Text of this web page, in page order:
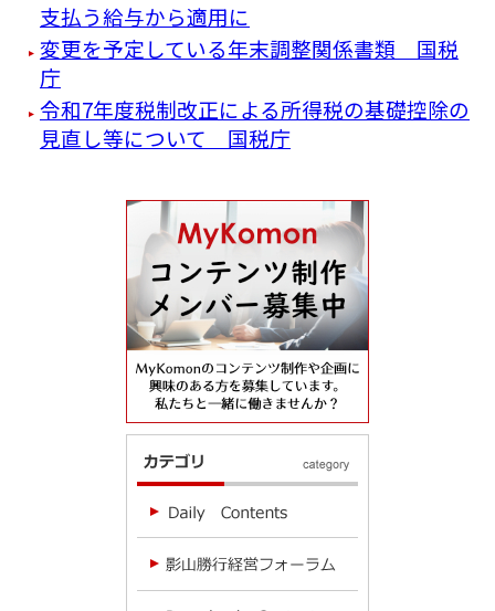
支払う給与から適用に
変更を予定している年末調整関係書類 国税
庁
令和7年度税制改正による所得税の基礎控除の
見直し等について 国税庁